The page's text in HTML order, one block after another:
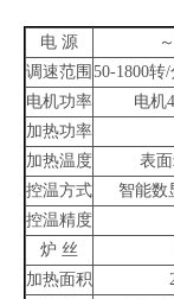
电 源
调速范围 50-1800转/
电机功率
电机
加热功率
加热温度
表
控温方式
智能数
控温精度
炉 丝
加热面积